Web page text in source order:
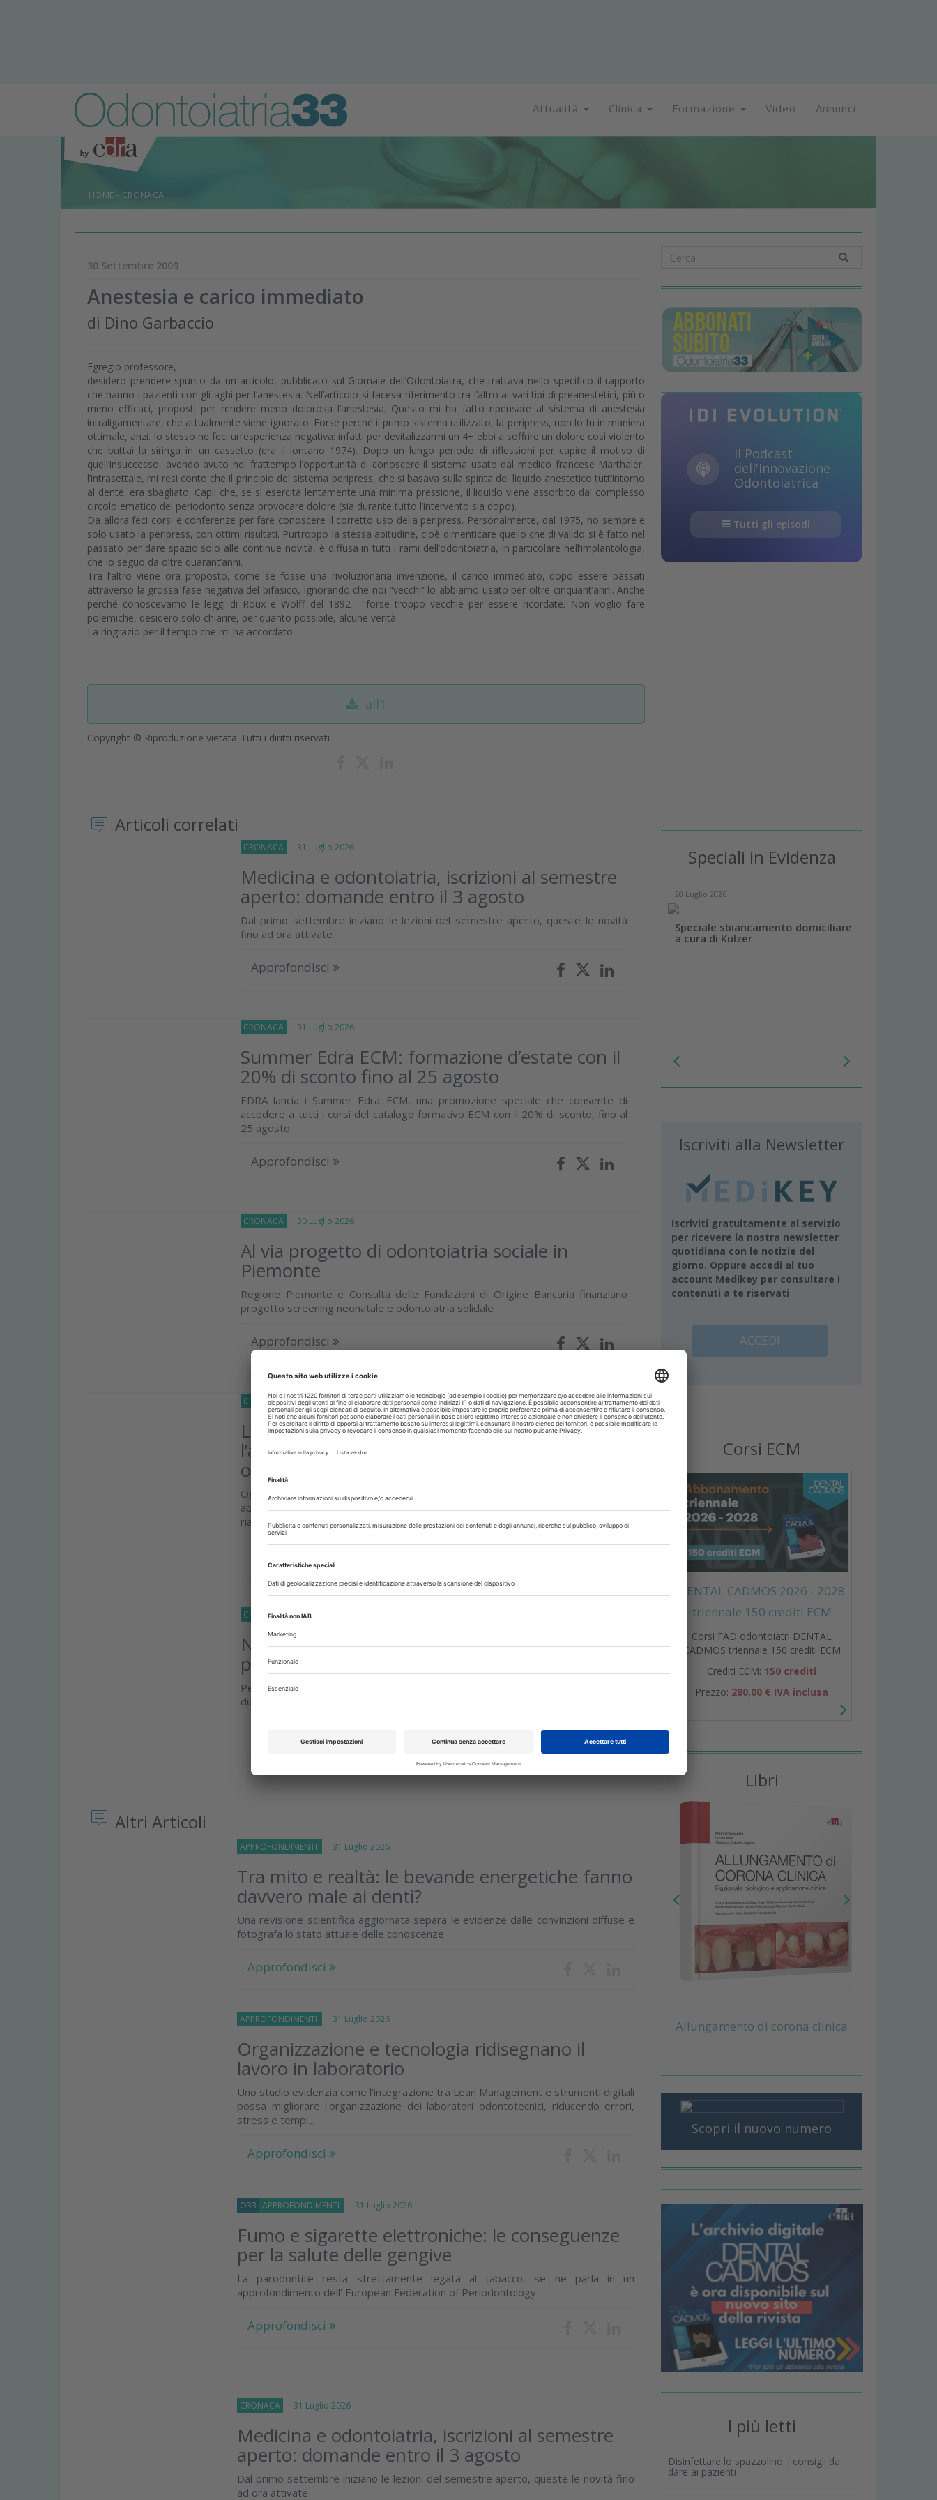
Attualità Clinica Formazione Video Annunci
HOME - CRONACA
30 Settembre 2009
Anestesia e carico immediato
di Dino Garbaccio
Egregio professore,
desidero prendere spunto da un articolo, pubblicato sul Giornale dell’Odontoiatra, che trattava nello specifico il rapporto
che hanno i pazienti con gli aghi per l’anestesia. Nell’articolo si faceva riferimento tra l’altro ai vari tipi di preanestetici, più o
meno efficaci, proposti per rendere meno dolorosa l’anestesia. Questo mi ha fatto ripensare al sistema di anestesia
intraligamentare, che attualmente viene ignorato. Forse perché il primo sistema utilizzato, la peripress, non lo fu in maniera
ottimale, anzi. Io stesso ne feci un’esperienza negativa: infatti per devitalizzarmi un 4+ ebbi a soffrire un dolore così violento
che buttai la siringa in un cassetto (era il lontano 1974). Dopo un lungo periodo di riflessioni per capire il motivo di
quell’insuccesso, avendo avuto nel frattempo l’opportunità di conoscere il sistema usato dal medico francese Marthaler,
l’intrasettale, mi resi conto che il principio del sistema peripress, che si basava sulla spinta del liquido anestetico tutt’intorno
al dente, era sbagliato. Capii che, se si esercita lentamente una minima pressione, il liquido viene assorbito dal complesso
circolo ematico del periodonto senza provocare dolore (sia durante tutto l’intervento sia dopo).
Da allora feci corsi e conferenze per fare conoscere il corretto uso della peripress. Personalmente, dal 1975, ho sempre e
solo usato la peripress, con ottimi risultati. Purtroppo la stessa abitudine, cioè dimenticare quello che di valido si è fatto nel
passato per dare spazio solo alle continue novità, è diffusa in tutti i rami dell’odontoiatria, in particolare nell’implantologia,
che io seguo da oltre quarant’anni.
Tra l’altro viene ora proposto, come se fosse una rivoluzionaria invenzione, il carico immediato, dopo essere passati
attraverso la grossa fase negativa del bifasico, ignorando che noi “vecchi” lo abbiamo usato per oltre cinquant’anni. Anche
perché conoscevamo le leggi di Roux e Wolff del 1892 – forse troppo vecchie per essere ricordate. Non voglio fare
polemiche, desidero solo chiarire, per quanto possibile, alcune verità.
La ringrazio per il tempo che mi ha accordato.
all1
Copyright © Riproduzione vietata-Tutti i diritti riservati
Articoli correlati
CRONACA 31 Luglio 2026
Medicina e odontoiatria, iscrizioni al semestre
aperto: domande entro il 3 agosto
Dal primo settembre iniziano le lezioni del semestre aperto, queste le novità
fino ad ora attivate
Approfondisci
CRONACA 31 Luglio 2026
Summer Edra ECM: formazione d’estate con il
20% di sconto fino al 25 agosto
EDRA lancia i Summer Edra ECM, una promozione speciale che consente di
accedere a tutti i corsi del catalogo formativo ECM con il 20% di sconto, fino al
25 agosto
Approfondisci
CRONACA 30 Luglio 2026
Al via progetto di odontoiatria sociale in
Piemonte
Regione Piemonte e Consulta delle Fondazioni di Origine Bancaria finanziano
progetto screening neonatale e odontoiatria solidale
Approfondisci
CRONACA 28 Luglio 2026
L’ offerta didattica di IRIS Academy per
l’acquisizione di moderni approcci alle terapie
odontoiatriche
Ogni giorno medicina e odontoiatria fanno passi avanti sviluppando nuovi
approcci terapeutici e tecnologie che consentono di proporre ai pazienti
riabilitazioni sempre più veloci e...
CRONACA 27 Luglio 2026
Notizie false diffuse durante interpellanza
parlamentare su ENPAM
Per l’Ente previdenziale di medici e dentisti i dati diffusi dall’On. Andrea Quartini
durante un’interpellanza sono falsati
Altri Articoli
APPROFONDIMENTI 31 Luglio 2026
Tra mito e realtà: le bevande energetiche fanno
davvero male ai denti?
Una revisione scientifica aggiornata separa le evidenze dalle convinzioni diffuse e
fotografa lo stato attuale delle conoscenze
Approfondisci
APPROFONDIMENTI 31 Luglio 2026
Organizzazione e tecnologia ridisegnano il
lavoro in laboratorio
Uno studio evidenzia come l'integrazione tra Lean Management e strumenti digitali
possa migliorare l'organizzazione dei laboratori odontotecnici, riducendo errori,
stress e tempi...
Approfondisci
O33 APPROFONDIMENTI 31 Luglio 2026
Fumo e sigarette elettroniche: le conseguenze
per la salute delle gengive
La parodontite resta strettamente legata al tabacco, se ne parla in un
approfondimento dell’ European Federation of Periodontology
Approfondisci
CRONACA 31 Luglio 2026
Medicina e odontoiatria, iscrizioni al semestre
aperto: domande entro il 3 agosto
Dal primo settembre iniziano le lezioni del semestre aperto, queste le novità fino
ad ora attivate
Il Podcast
dell'Innovazione
Odontoiatrica
Tutti gli episodi
Speciali in Evidenza
20 Luglio 2026
Speciale sbiancamento domiciliare
a cura di Kulzer
Iscriviti alla Newsletter
Iscriviti gratuitamente al servizio
per ricevere la nostra newsletter
quotidiana con le notizie del
giorno. Oppure accedi al tuo
account Medikey per consultare i
contenuti a te riservati
ACCEDI
Corsi ECM
DENTAL CADMOS 2026 - 2028
triennale 150 crediti ECM
Corsi FAD odontoiatri DENTAL
CADMOS triennale 150 crediti ECM
Crediti ECM: 150 crediti
Prezzo: 280,00 € IVA inclusa
Libri
Allungamento di corona clinica
Scopri il nuovo numero
I più letti
Disinfettare lo spazzolino: i consigli da
dare ai pazienti